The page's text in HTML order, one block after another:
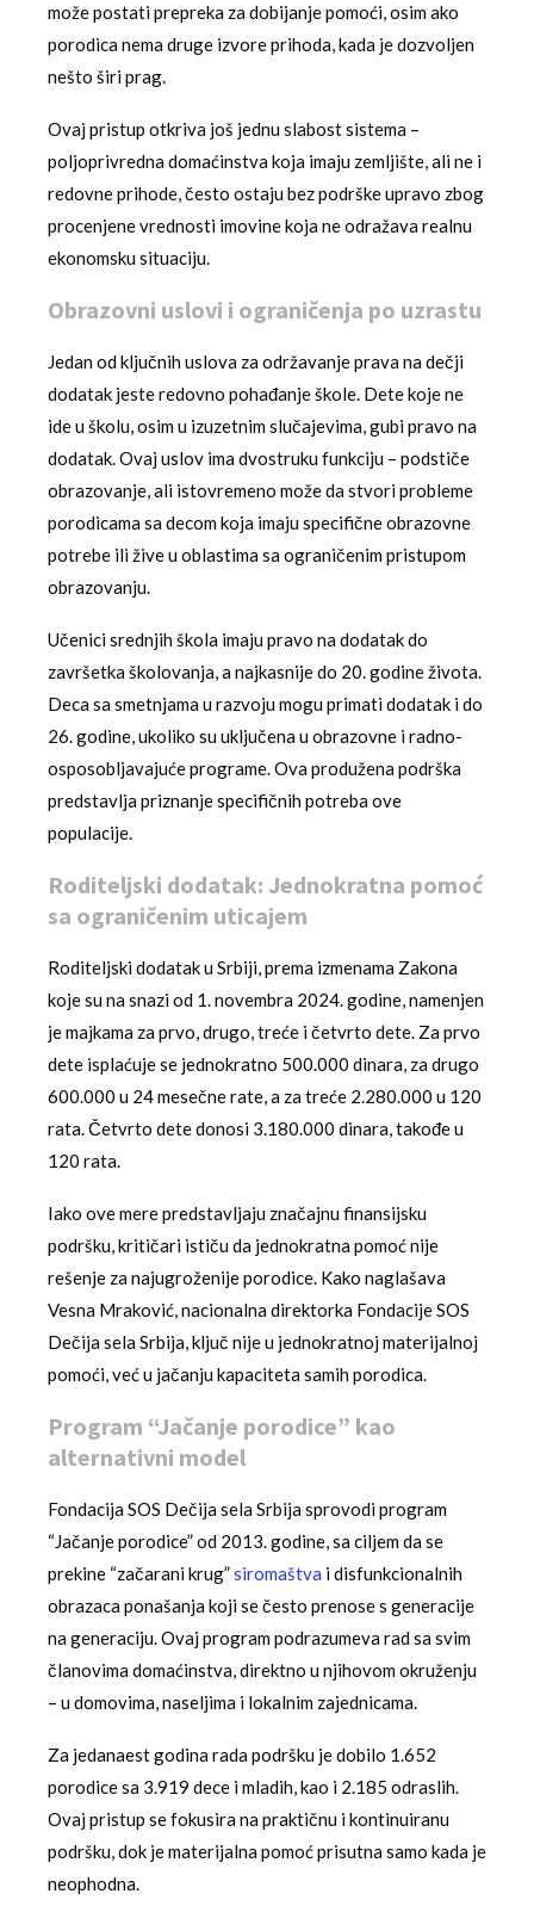
može postati prepreka za dobijanje pomoći, osim ako
porodica nema druge izvore prihoda, kada je dozvoljen
nešto širi prag.
Ovaj pristup otkriva još jednu slabost sistema –
poljoprivredna domaćinstva koja imaju zemljište, ali ne i
redovne prihode, često ostaju bez podrške upravo zbog
procenjene vrednosti imovine koja ne odražava realnu
ekonomsku situaciju.
Obrazovni uslovi i ograničenja po uzrastu
Jedan od ključnih uslova za održavanje prava na dečji
dodatak jeste redovno pohađanje škole. Dete koje ne
ide u školu, osim u izuzetnim slučajevima, gubi pravo na
dodatak. Ovaj uslov ima dvostruku funkciju – podstiče
obrazovanje, ali istovremeno može da stvori probleme
porodicama sa decom koja imaju specifične obrazovne
potrebe ili žive u oblastima sa ograničenim pristupom
obrazovanju.
Učenici srednjih škola imaju pravo na dodatak do
završetka školovanja, a najkasnije do 20. godine života.
Deca sa smetnjama u razvoju mogu primati dodatak i do
26. godine, ukoliko su uključena u obrazovne i radno-
osposobljavajuće programe. Ova produžena podrška
predstavlja priznanje specifičnih potreba ove
populacije.
Roditeljski dodatak: Jednokratna pomoć
sa ograničenim uticajem
Roditeljski dodatak u Srbiji, prema izmenama Zakona
koje su na snazi od 1. novembra 2024. godine, namenjen
je majkama za prvo, drugo, treće i četvrto dete. Za prvo
dete isplaćuje se jednokratno 500.000 dinara, za drugo
600.000 u 24 mesečne rate, a za treće 2.280.000 u 120
rata. Četvrto dete donosi 3.180.000 dinara, takođe u
120 rata.
Iako ove mere predstavljaju značajnu finansijsku
podršku, kritičari ističu da jednokratna pomoć nije
rešenje za najugroženije porodice. Kako naglašava
Vesna Mraković, nacionalna direktorka Fondacije SOS
Dečija sela Srbija, ključ nije u jednokratnoj materijalnoj
pomoći, već u jačanju kapaciteta samih porodica.
Program “Jačanje porodice” kao
alternativni model
Fondacija SOS Dečija sela Srbija sprovodi program
“Jačanje porodice” od 2013. godine, sa ciljem da se
prekine “začarani krug”siromaštva i disfunkcionalnih
obrazaca ponašanja koji se često prenose s generacije
na generaciju. Ovaj program podrazumeva rad sa svim
članovima domaćinstva, direktno u njihovom okruženju
– u domovima, naseljima i lokalnim zajednicama.
Za jedanaest godina rada podršku je dobilo 1.652
porodice sa 3.919 dece i mladih, kao i 2.185 odraslih.
Ovaj pristup se fokusira na praktičnu i kontinuiranu
podršku, dok je materijalna pomoć prisutna samo kada je
neophodna.